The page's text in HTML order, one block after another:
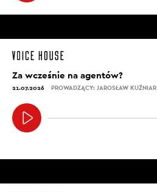
Za wcześnie na agentów?
21.07.2026 PROWADZĄCY: JAROSŁAW KUŹNIAR